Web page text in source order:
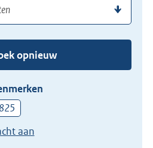
opnieuw
aan